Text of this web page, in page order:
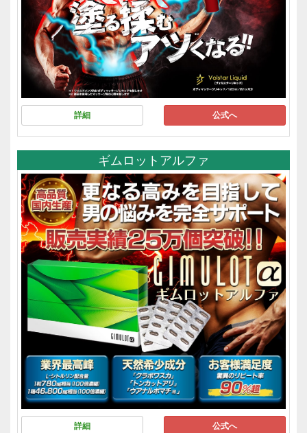
詳細 公式へ
ギムロットアルファ
詳細 公式へ